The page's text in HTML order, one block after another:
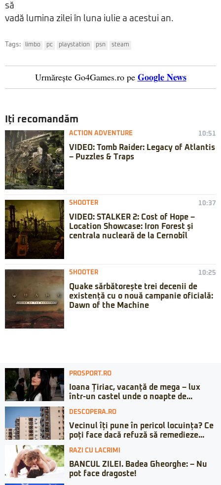
să
vadă lumina zilei în luna iulie a acestui an.
Tags: limbo pc playstation psn steam
Urmărește Go4Games.ro pe Google News
Iți recomandăm
ACTION ADVENTURE 10:51
VIDEO: Tomb Raider: Legacy of Atlantis
– Puzzles & Traps
SHOOTER 10:37
VIDEO: STALKER 2: Cost of Hope –
Location Showcase: Iron Forest și
centrala nucleară de la Cernobîl
SHOOTER 10:25
Quake sărbătorește trei decenii de
existență cu o nouă campanie oficială:
Dawn of the Machine
PROSPORT.RO
Ioana Țiriac, vacanță de mega – lux
într-un castel unde o noapte de...
DESCOPERA.RO
Vecinul îți pune în pericol locuința? Ce
poți face dacă refuză să remedieze...
RAZI CU LACRIMI
BANCUL ZILEI. Badea Gheorghe: – Nu
pot face dragoste!